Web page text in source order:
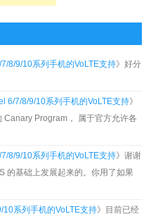
8/9/10系列手机的VoLTE支持》好分
6/7/8/9/10系列手机的VoLTE支持》
Program， 属于官方允许各
8/9/10系列手机的VoLTE支持》谢谢
的基础上发展起来的。你用了如果
系列手机的VoLTE支持》目前已经